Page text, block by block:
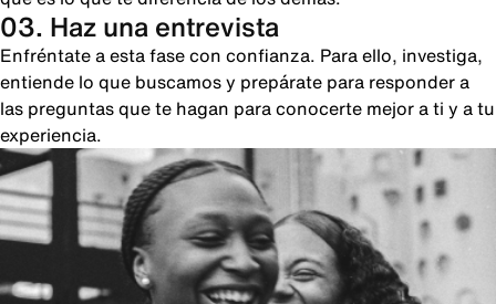
03. Haz una entrevista
Enfréntate a esta fase con confianza. Para ello, investiga,
entiende lo que buscamos y prepárate para responder a
las preguntas que te hagan para conocerte mejor a ti y a tu
experiencia.